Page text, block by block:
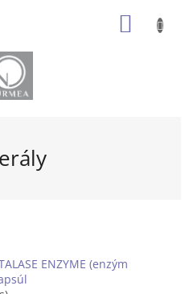
ENZYME (enzým